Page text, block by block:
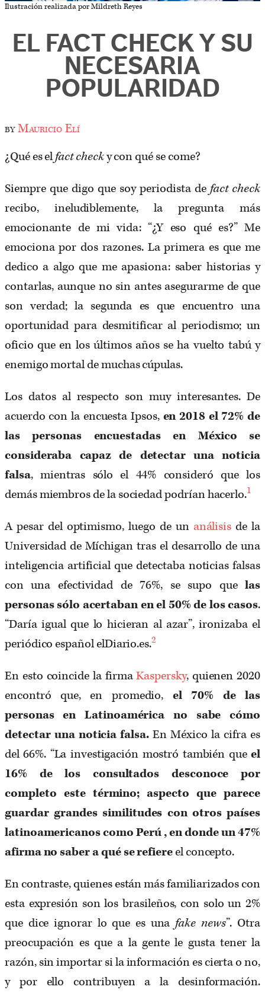
Ilustración realizada por Mildreth Reyes
EL FACT CHECK Y SU
NECESARIA
POPULARIDAD
byMauricio Elí
¿Qué es elfact checky con qué se come?
Siempre que digo que soy periodista defact check
recibo, ineludiblemente, la pregunta más
emocionante de mi vida: “¿Y eso qué es?” Me
emociona por dos razones. La primera es que me
dedico a algo que me apasiona: saber historias y
contarlas, aunque no sin antes asegurarme de que
son verdad; la segunda es que encuentro una
oportunidad para desmitificar al periodismo; un
oficio que en los últimos años se ha vuelto tabú y
enemigo mortal de muchas cúpulas.
Los datos al respecto son muy interesantes. De
acuerdo con la encuesta Ipsos, en 2018 el 72% de
las personas encuestadas en México se
consideraba capaz de detectar una noticia
falsa, mientras sólo el 44% consideró que los
demás miembros de la sociedad podrían hacerlo.1
A pesar del optimismo, luego de un análisis de la
Universidad de Míchigan tras el desarrollo de una
inteligencia artificial que detectaba noticias falsas
con una efectividad de 76%, se supo quelas
personas sólo acertaban en el 50% de los casos.
“Daría igual que lo hicieran al azar”, ironizaba el
periódico español elDiario.es.2
En esto coincide la firmaKaspersky, quienen 2020
encontró que, en promedio, el 70% de las
personas en Latinoamérica no sabe cómo
detectar una noticia falsa.En México la cifra es
del 66%. “La investigación mostró también queel
16% de los consultados desconoce por
completo este término; aspecto que parece
guardar grandes similitudes con otros países
latinoamericanos como Perú , en donde un 47%
afirma no saber a quése refiereel concepto.
En contraste, quienes están más familiarizados con
esta expresión son los brasileños, con solo un 2%
que dice ignorar lo que es unafake news”. Otra
preocupación es que a la gente le gusta tener la
razón, sin importar si la información es cierta o no,
y por ello contribuyen a la desinformación.